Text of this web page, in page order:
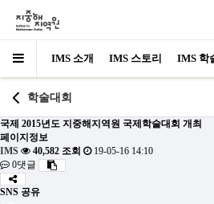
IMS 소개 IMS 스토리 IMS 학
학술대회
국제 2015년도 지중해지역원 국제학술대회 개최
페이지정보
IMS
40,582 조회
19-05-16 14:10
0댓글
SNS 공유